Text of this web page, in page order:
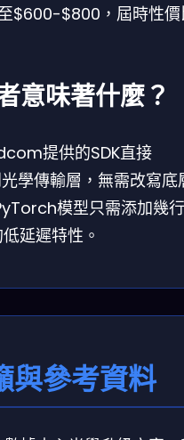
$600-$800，屆時性價
意味著什麼？
提供的SDK直接
學傳輸層，無需改寫底
模型只需添加幾
延遲特性。
與參考資料